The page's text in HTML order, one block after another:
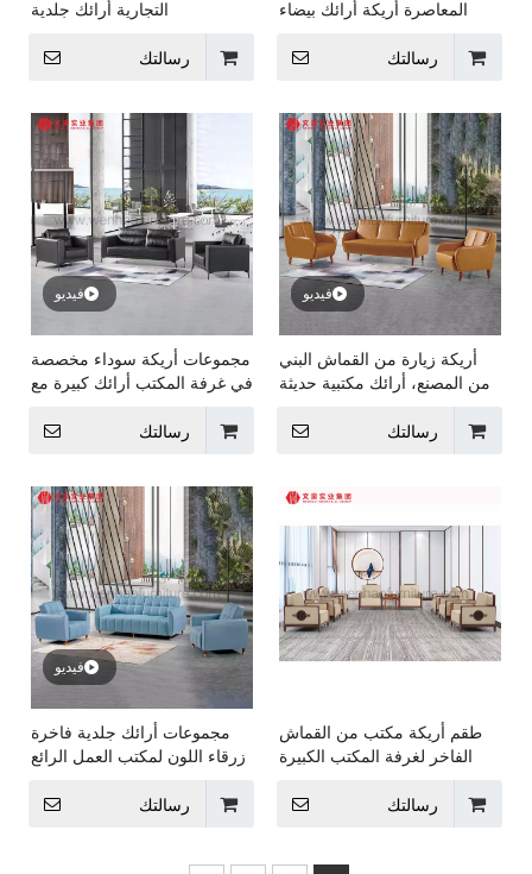
التجارية أرائك جلدية
رسالتك
المعاصرة أريكة أرائك بيضاء
رسالتك
فيديو
مجموعات أريكة سوداء مخصصة
في غرفة المكتب أرائك كبيرة مع
رسالتك
فيديو
أريكة زيارة من القماش البني
من المصنع، أرائك مكتبية حديثة
رسالتك
فيديو
مجموعات أرائك جلدية فاخرة
زرقاء اللون لمكتب العمل الرائع
رسالتك
طقم أريكة مكتب من القماش
الفاخر لغرفة المكتب الكبيرة
رسالتك